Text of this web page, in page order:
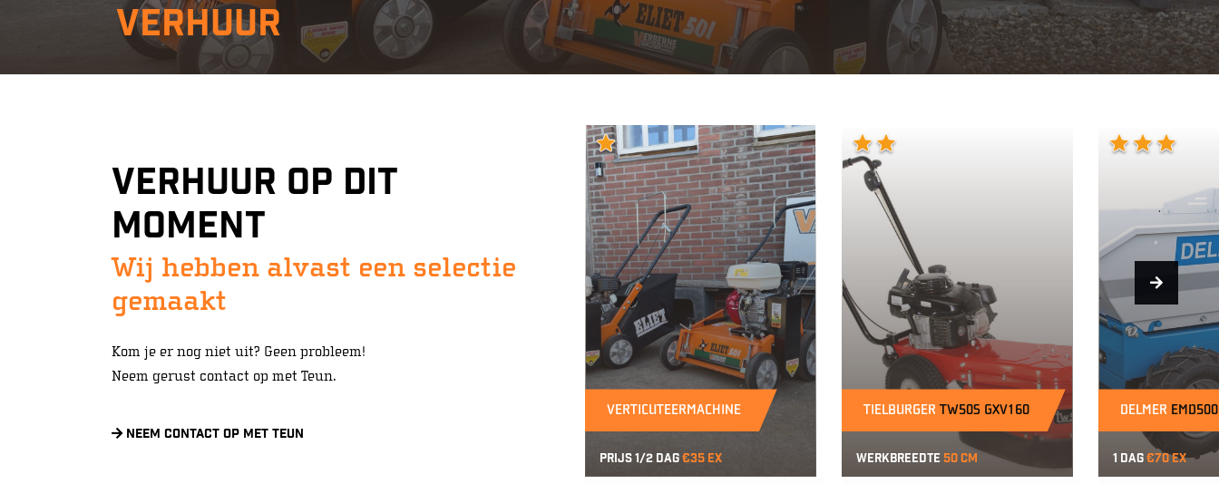
Verhuur
Verhuur op dit
moment
Wij hebben alvast een selectie
gemaakt
Kom je er nog niet uit? Geen probleem!
Neem gerust contact op met Teun.
Neem contact op met Teun
VERTICUTEERMACHINE
Prijs 1/2 dag€35 ex
TIELBURGER TW50S GXV160
Werkbreedte50 cm
DELMER EMD500
1 dag€70 ex